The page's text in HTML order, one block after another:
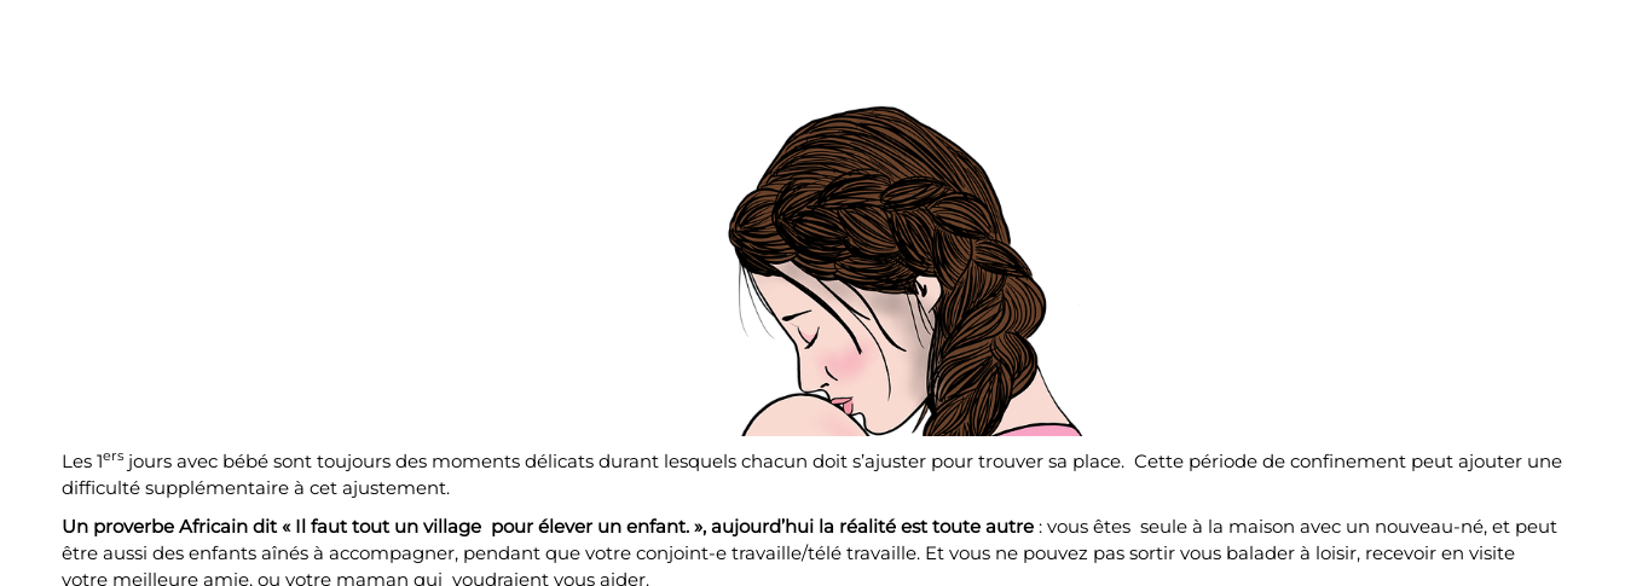
Les 1ers jours avec bébé sont toujours des moments délicats durant lesquels chacun doit s’ajuster pour trouver sa place. Cette période de confinement peut ajouter une
difficulté supplémentaire à cet ajustement.
Un proverbe Africain dit « Il faut tout un village pour élever un enfant. », aujourd’hui la réalité est toute autre : vous êtes seule à la maison avec un nouveau-né, et peut
être aussi des enfants aînés à accompagner, pendant que votre conjoint-e travaille/télé travaille. Et vous ne pouvez pas sortir vous balader à loisir, recevoir en visite
votre meilleure amie, ou votre maman qui voudraient vous aider.